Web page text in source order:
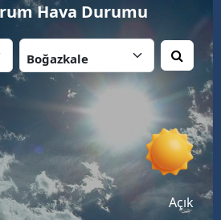
Hava Durumu
Açık